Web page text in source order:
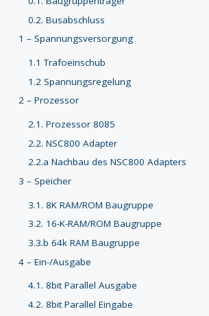
0.2. Busabschluss
1 – Spannungsversorgung
1.1 Trafoeinschub
1.2 Spannungsregelung
2 – Prozessor
2.1. Prozessor 8085
2.2. NSC800 Adapter
2.2.a Nachbau des NSC800 Adapters
3 – Speicher
3.1. 8K RAM/ROM Baugruppe
3.2. 16-K-RAM/ROM Baugruppe
3.3.b 64k RAM Baugruppe
4 – Ein-/Ausgabe
4.1. 8bit Parallel Ausgabe
4.2. 8bit Parallel Eingabe